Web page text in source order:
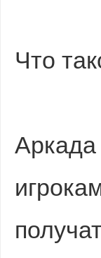
Что
Аркада